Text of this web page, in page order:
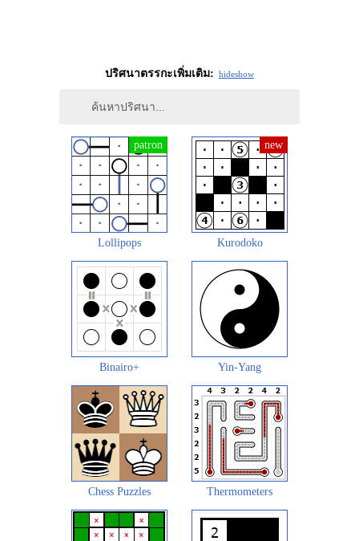
ปริศนาตรรกะเพิ่มเติม: hideshow
Lollipops Kurodoko
Binairo+ Yin-Yang
Chess Puzzles Thermometers